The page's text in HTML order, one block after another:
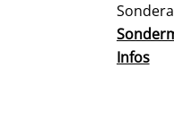
Infos